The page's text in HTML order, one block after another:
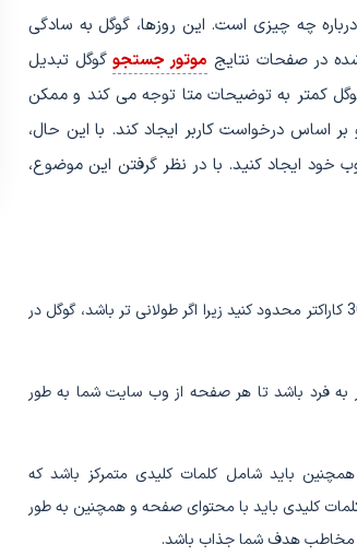
چه چیزی است. این روزها، گوگل به سادگی
در صفحات نتایج موتور جستجوگوگل تبدیل
کمتر به توضیحات متا توجه می کند و ممکن
اساس درخواست کاربر ایجاد کند. با این حال،
ایجاد کنید. با در نظر گرفتن این موضوع،
طول توضیحات متا: توصیه می کنیم که اندازه ی توضیحات متا را بین 50 تا 300 کاراکتر محدود کنید زیرا اگر طولانی تر باشد، گوگل در
به فرد باشد تا هر صفحه از وب سایت شما به طور
باید شامل کلمات کلیدی متمرکز باشد که
کلیدی باید با محتوای صفحه و همچنین به طور
مخاطب هدف شما جذاب باشد.